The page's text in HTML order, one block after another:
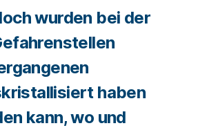
wurden bei der
haben
kann, wo und